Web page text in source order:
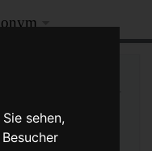
sehen,
auf diese Seite
an verlinkten